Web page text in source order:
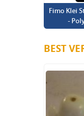
Fimo Klei
-
BEST